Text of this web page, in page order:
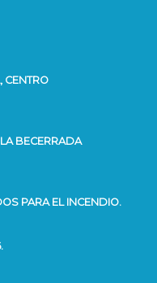
CENTRO
BECERRADA
PARA EL INCENDIO.